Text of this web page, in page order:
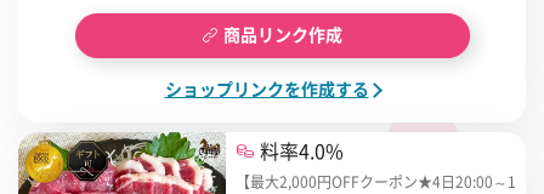
商品リンク作成
ショップリンクを作成する
料率4.0%
【最大2,000円OFFクーポン★4日20:00～1